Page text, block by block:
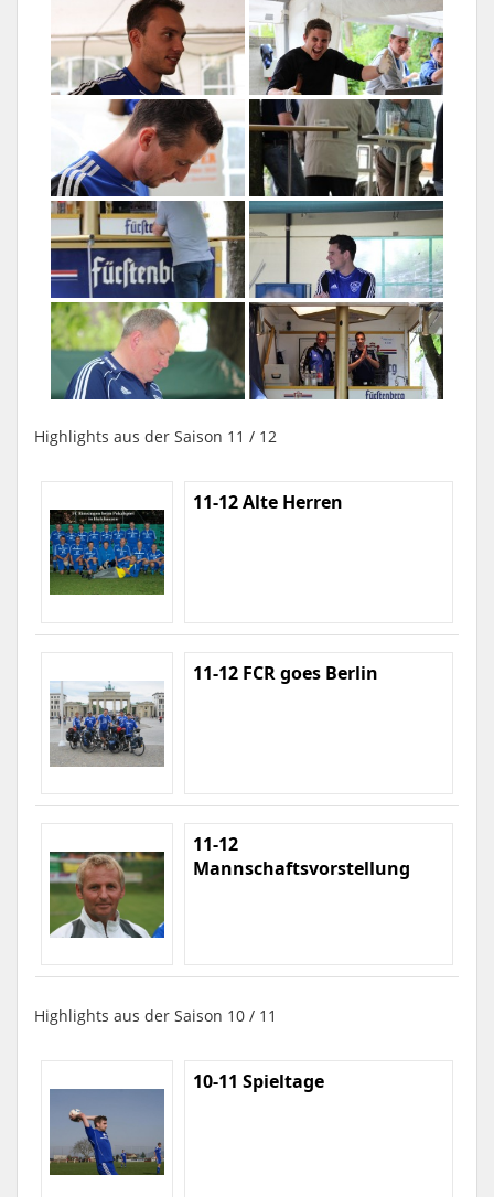
Highlights aus der Saison 11 / 12
11-12 Alte Herren
11-12 FCR goes Berlin
11-12
Mannschaftsvorstellung
Highlights aus der Saison 10 / 11
10-11 Spieltage